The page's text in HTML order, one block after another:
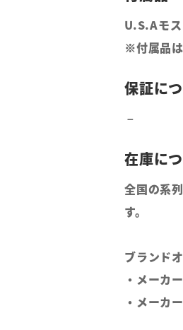
U.S.Aモ
※付属品は
全国の系
す。
ブランド
・メーカ
・メーカ